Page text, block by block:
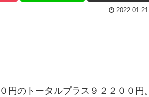
2022.01.21
円のトータルプラス９２２００円。